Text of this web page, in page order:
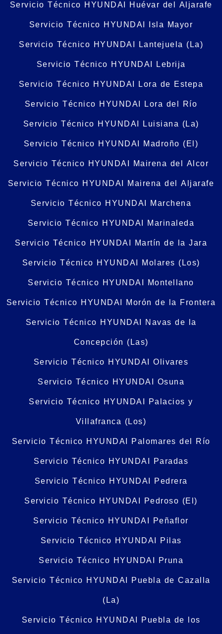
Servicio Técnico HYUNDAI Huévar del Aljarafe
Servicio Técnico HYUNDAI Isla Mayor
Servicio Técnico HYUNDAI Lantejuela (La)
Servicio Técnico HYUNDAI Lebrija
Servicio Técnico HYUNDAI Lora de Estepa
Servicio Técnico HYUNDAI Lora del Río
Servicio Técnico HYUNDAI Luisiana (La)
Servicio Técnico HYUNDAI Madroño (El)
Servicio Técnico HYUNDAI Mairena del Alcor
Servicio Técnico HYUNDAI Mairena del Aljarafe
Servicio Técnico HYUNDAI Marchena
Servicio Técnico HYUNDAI Marinaleda
Servicio Técnico HYUNDAI Martín de la Jara
Servicio Técnico HYUNDAI Molares (Los)
Servicio Técnico HYUNDAI Montellano
Servicio Técnico HYUNDAI Morón de la Frontera
Servicio Técnico HYUNDAI Navas de la
Concepción (Las)
Servicio Técnico HYUNDAI Olivares
Servicio Técnico HYUNDAI Osuna
Servicio Técnico HYUNDAI Palacios y
Villafranca (Los)
Servicio Técnico HYUNDAI Palomares del Río
Servicio Técnico HYUNDAI Paradas
Servicio Técnico HYUNDAI Pedrera
Servicio Técnico HYUNDAI Pedroso (El)
Servicio Técnico HYUNDAI Peñaflor
Servicio Técnico HYUNDAI Pilas
Servicio Técnico HYUNDAI Pruna
Servicio Técnico HYUNDAI Puebla de Cazalla
(La)
Servicio Técnico HYUNDAI Puebla de los